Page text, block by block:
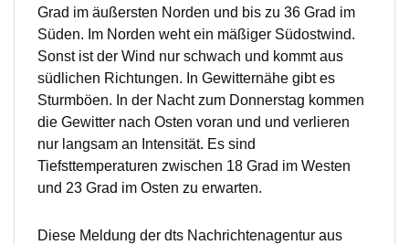
Grad im äußersten Norden und bis zu 36 Grad im
Süden. Im Norden weht ein mäßiger Südostwind.
Sonst ist der Wind nur schwach und kommt aus
südlichen Richtungen. In Gewitternähe gibt es
Sturmböen. In der Nacht zum Donnerstag kommen
die Gewitter nach Osten voran und und verlieren
nur langsam an Intensität. Es sind
Tiefsttemperaturen zwischen 18 Grad im Westen
und 23 Grad im Osten zu erwarten.
Diese Meldung der dts Nachrichtenagentur aus